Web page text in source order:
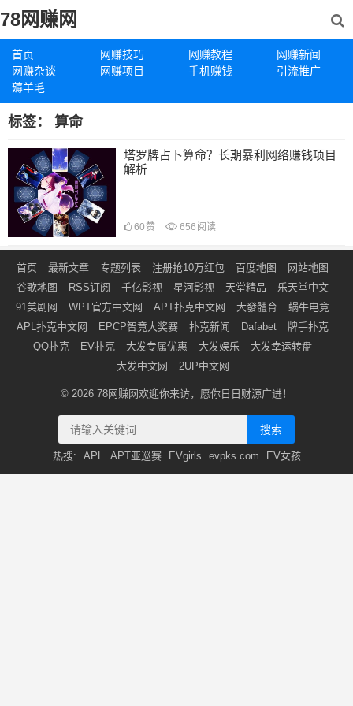
78网赚网
首页 网赚技巧 网赚教程
网赚新闻
网赚杂谈
网赚项目 手机赚钱
引流推广
薅羊毛
标签： 算命
塔罗牌占卜算命？长期暴利网络赚钱项目
解析
60 赞 656 阅读
首页 最新文章 专题列表 注册抢10万红包 百度地图
网站地图
谷歌地图
RSS订阅 千亿影视 星河影视 天堂精品
乐天堂中文
91美剧网
WPT官方中文网 APT扑克中文网 大發體育
蜗牛电竞
APL扑克中文网
EPCP智竟大奖赛 扑克新闻 Dafabet
牌手扑克
QQ扑克
EV扑克 大发专属优惠 大发娱乐
大发幸运转盘
大发中文网
2UP中文网
© 2026 78网赚网欢迎你来访，愿你日日财源广进！
搜索
热搜: APL APT亚巡赛 EVgirls evpks.com EV女孩